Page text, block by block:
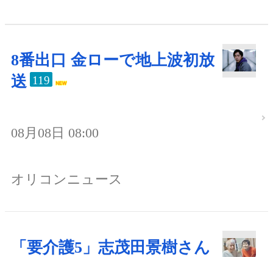
8番出口 金ローで地上波初放
送 119
08月08日 08:00
オリコンニュース
「要介護5」志茂田景樹さん